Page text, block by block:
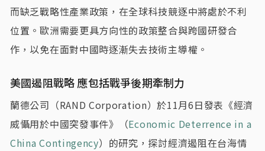
而缺乏戰略性產業政策，在全球科技競逐中將處於不利
位置。歐洲需要更具方向性的政策整合與跨國研發合
作，以免在面對中國時逐漸失去技術主導權。
美國遏阻戰略 應包括戰爭後期牽制力
蘭德公司（RAND Corporation）於11月6日發表《經濟
威懾用於中國突發事件》（Economic Deterrence in a
China Contingency）的研究，探討經濟遏阻在台海情